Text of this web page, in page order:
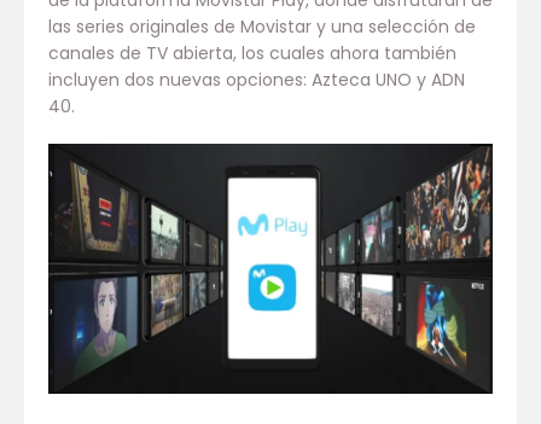
las series originales de Movistar y una selección de
canales de TV abierta, los cuales ahora también
incluyen dos nuevas opciones: Azteca UNO y ADN
40.